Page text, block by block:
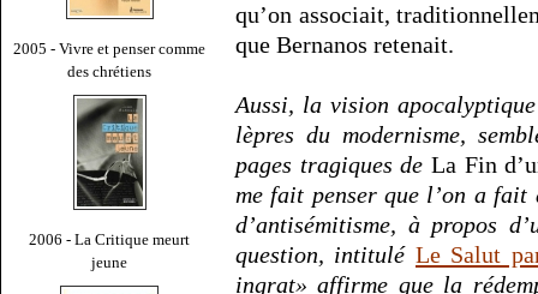
2005 - Vivre et penser comme
des chrétiens
2006 - La Critique meurt
jeune
qu’on associait,
que Bernanos retenait.
Aussi, la vision
lèpres du modernisme,
pages tragiques de La Fin
me fait penser que l’on a fait
d’antisémitisme, à propos
question, intitulé Le Salut
ingrat» affirme que la